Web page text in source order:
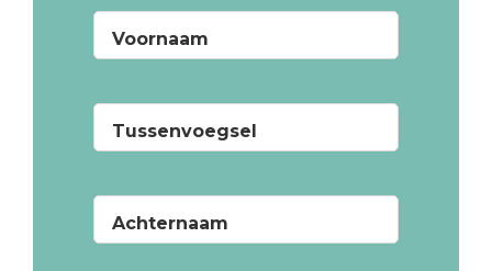
Voornaam
Tussenvoegsel
Achternaam